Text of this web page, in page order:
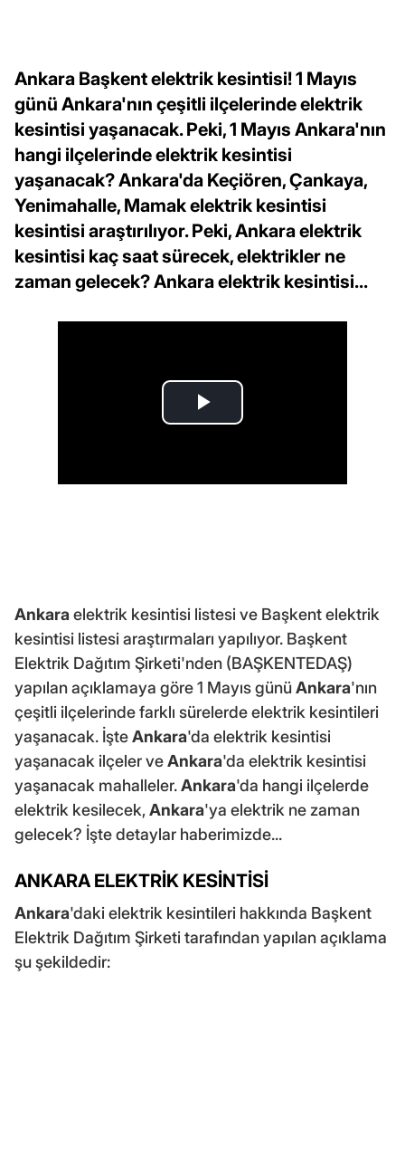
Ankara Başkent elektrik kesintisi! 1 Mayıs
günü Ankara'nın çeşitli ilçelerinde elektrik
kesintisi yaşanacak. Peki, 1 Mayıs Ankara'nın
hangi ilçelerinde elektrik kesintisi
yaşanacak? Ankara'da Keçiören, Çankaya,
Yenimahalle, Mamak elektrik kesintisi
kesintisi araştırılıyor. Peki, Ankara elektrik
kesintisi kaç saat sürecek, elektrikler ne
zaman gelecek? Ankara elektrik kesintisi...
Ankara elektrik kesintisi listesi ve Başkent elektrik
kesintisi listesi araştırmaları yapılıyor. Başkent
Elektrik Dağıtım Şirketi'nden (BAŞKENTEDAŞ)
yapılan açıklamaya göre 1 Mayıs günüAnkara'nın
çeşitli ilçelerinde farklı sürelerde elektrik kesintileri
yaşanacak. İşteAnkara'da elektrik kesintisi
yaşanacak ilçeler veAnkara'da elektrik kesintisi
yaşanacak mahalleler.Ankara'da hangi ilçelerde
elektrik kesilecek,Ankara'ya elektrik ne zaman
gelecek? İşte detaylar haberimizde...
ANKARA ELEKTRİK KESİNTİSİ
Ankara'daki elektrik kesintileri hakkında Başkent
Elektrik Dağıtım Şirketi tarafından yapılan açıklama
şu şekildedir: